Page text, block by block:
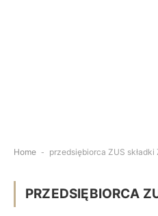
Home - przedsiębiorca ZUS składki
PRZEDSIĘBIORCA